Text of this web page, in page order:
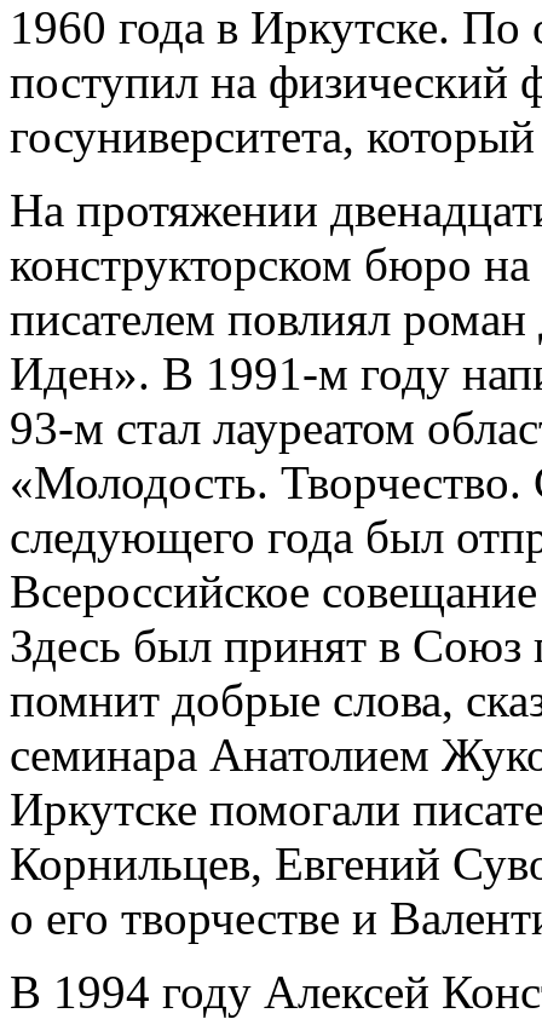
1960 года в Иркутске.
поступил на физический
госуниверситета,
На протяжении
конструкторском бюро
писателем повлиял
Иден». В 1991-м году
93-м стал лауреатом
«Молодость.
следующего года был
Всероссийское
Здесь был принят в Союз
помнит добрые слова,
семинара Анатолием
Иркутске помогали
Корнильцев, Евгений
о его творчестве и
В 1994 году Алексей